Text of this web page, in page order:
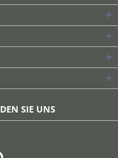
SIE UNS